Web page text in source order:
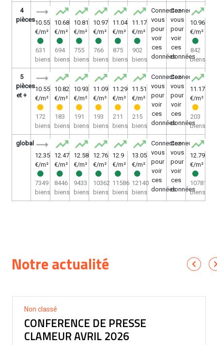
4
pièces10.55
€/m²
631
biens
10.68
€/m²
694
biens
10.81
€/m²
755
biens
10.97
€/m²
766
biens
11.04
€/m²
875
biens
11.17
€/m²
902
biens
Connectez-
vous
pour
voir
ces
données
Connectez-
vous
pour
voir
ces
données
10.96
€/m²
842
biens
5
pièces
et +
10.55
€/m²
172
biens
10.82
€/m²
183
biens
10.93
€/m²
191
biens
11.09
€/m²
193
biens
11.29
€/m²
211
biens
11.51
€/m²
215
biens
Connectez-
vous
pour
voir
ces
données
Connectez-
vous
pour
voir
ces
données
11.17
€/m²
203
biens
global
12.35
€/m²
7349
biens
12.47
€/m²
8446
biens
12.58
€/m²
9433
biens
12.76
€/m²
10362
biens
12.9
€/m²
11586
biens
13.05
€/m²
12140
biens
Connectez-
vous
pour
voir
ces
données
Connectez-
vous
pour
voir
ces
données
12.79
€/m²
10781
biens
Notre actualité
Non classé
CONFERENCE DE PRESSE
CLAMEUR AVRIL 2026